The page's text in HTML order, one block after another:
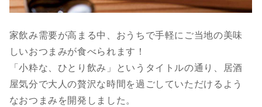
家飲み需要が高まる中、おうちで手軽にご当地の美味
しいおつまみが食べられます！
「小粋な、ひとり飲み」というタイトルの通り、居酒
屋気分で大人の贅沢な時間を過ごしていただけるよう
なおつまみを開発しました。